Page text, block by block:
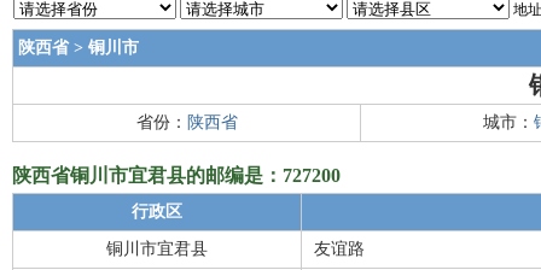
地
陕西省> 铜川市
省份： 陕西省 城市：
陕西省铜川市宜君县的邮编是：727200
行政区
铜川市宜君县 友谊路